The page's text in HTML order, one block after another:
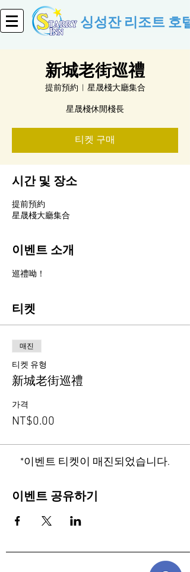
싱성잔 리조트 호텔
新城老街巡禮
提前預約 星晟棧大廳集合
星晟棧休閒棧長
티켓 구매
시간 및 장소
提前預約
星晟棧大廳集合
이벤트 소개
巡禮呦！
티켓
매진
티켓 유형
新城老街巡禮
가격
NT$0.00
*이벤트 티켓이 매진되었습니다.
이벤트 공유하기